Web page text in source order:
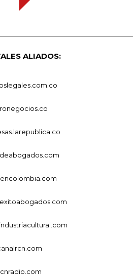
ALIADOS: